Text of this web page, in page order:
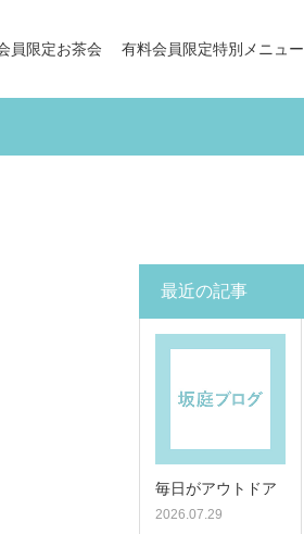
員限定お茶会 有料会員限定特別メニュー
最近の記事
毎日がアウトドア
2026.07.29